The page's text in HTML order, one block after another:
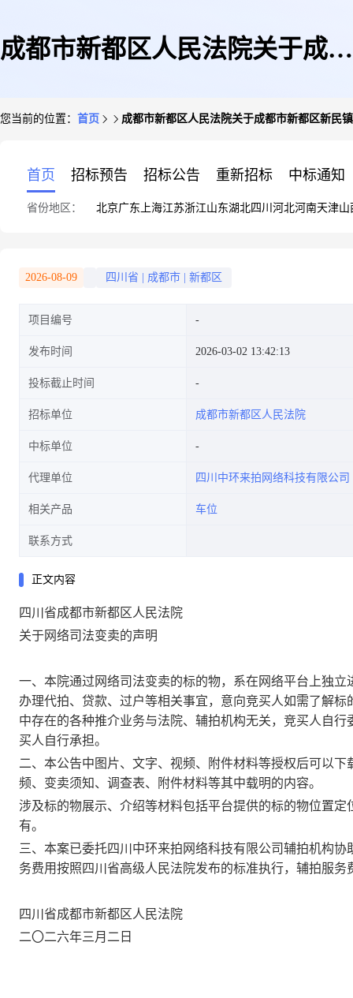
成都市新都区人民法院关于成都
您当前的位置： 首页 成都市新都区人民法院关于成都市新都区新民
首页 招标预告 招标公告 重新招标 中标通知
省份地区： 北京广东 上海江苏浙江山东湖北四川 河北河南天津山
2026-08-09 四川省 成都市 新都区
项目编号
发布时间 2026-03-02 13:42:13
投标截止时间
招标单位 成都市新都区人民法院
中标单位
代理单位 四川中环来拍网络科技有限公司
相关产品 车位
联系方式
正文内容
四川省成都市新都区人民法院
关于网络司法变卖的声明
一、本院通过网络司法变卖的标的物，系在网络平台上独立
办理代拍、贷款、过户等相关事宜，意向竞买人如需了解
中存在的各种推介业务与法院、辅拍机构无关，竞买人自
买人自行承担。
二、本公告中图片、文字、视频、附件材料等授权后可以
频、变卖须知、调查表、附件材料等其中载明的内容。
涉及标的物展示、介绍等材料包括平台提供的标的物位置
有。
三、本案已委托四川中环来拍网络科技有限公司辅拍机构协
务费用按照四川省高级人民法院发布的标准执行，辅拍服
四川省成都市新都区人民法院
二〇二六年三月二日